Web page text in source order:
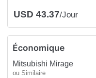
USD 43.37/Jour
Économique
Mitsubishi Mirage
ou Similaire